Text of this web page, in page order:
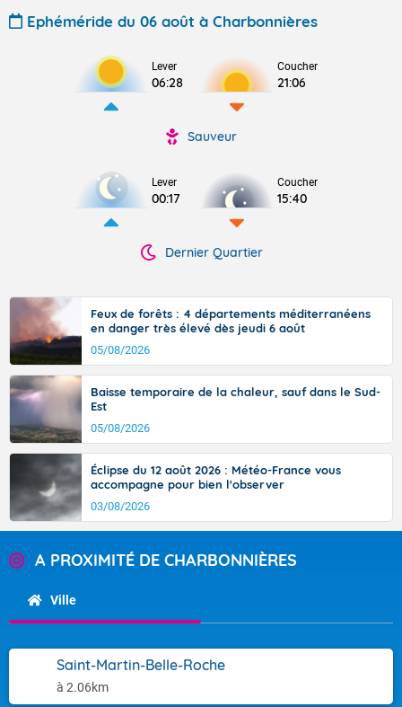
Ephéméride du 06 août à Charbonnières
Lever
06:28
Coucher
21:06
Sauveur
Lever
00:17
Coucher
15:40
Dernier Quartier
Feux de forêts : 4 départements méditerranéens
en danger très élevé dès jeudi 6 août
05/08/2026
Baisse temporaire de la chaleur, sauf dans le Sud-
Est
05/08/2026
Éclipse du 12 août 2026 : Météo-France vous
accompagne pour bien l'observer
03/08/2026
A PROXIMITÉ DE CHARBONNIÈRES
Ville
Saint-Martin-Belle-Roche
à 2.06km